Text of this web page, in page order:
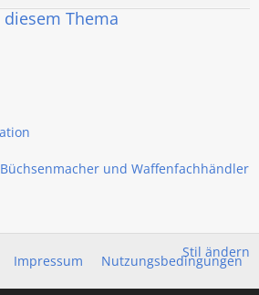
Thema
und Waffenfachhändler
Stil ändern
Impressum Nutzungsbedingungen